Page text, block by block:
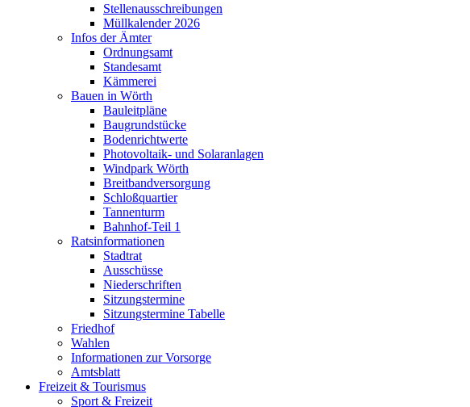
Stellenausschreibungen
Müllkalender 2026
Infos der Ämter
Ordnungsamt
Standesamt
Kämmerei
Bauen in Wörth
Bauleitpläne
Baugrundstücke
Bodenrichtwerte
Photovoltaik- und Solaranlagen
Windpark Wörth
Breitbandversorgung
Schloßquartier
Tannenturm
Bahnhof-Teil 1
Ratsinformationen
Stadtrat
Ausschüsse
Niederschriften
Sitzungstermine
Sitzungstermine Tabelle
Friedhof
Wahlen
Informationen zur Vorsorge
Amtsblatt
Freizeit & Tourismus
Sport & Freizeit